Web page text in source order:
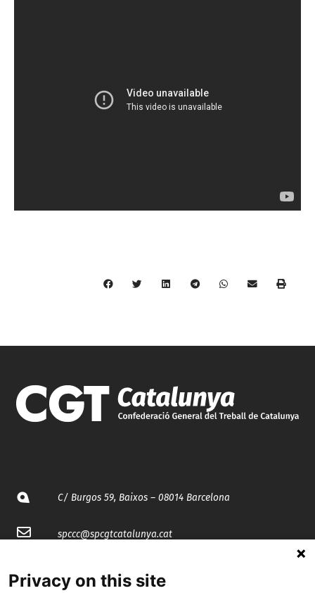
C/ Burgos 59, Baixos – 08014 Barcelona
spccc@spcgtcatalunya.cat
Privacy on this site